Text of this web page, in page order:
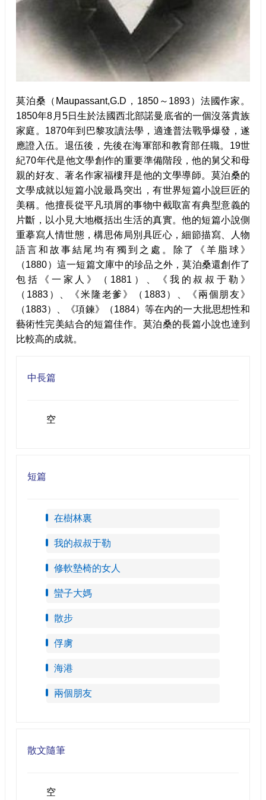
莫泊桑（Maupassant,G.D，1850～1893）法國作家。
1850年8月5日生於法國西北部諾曼底省的一個沒落貴族
家庭。1870年到巴黎攻讀法學，適逢普法戰爭爆發，遂
應證入伍。退伍後，先後在海軍部和教育部任職。19世
紀70年代是他文學創作的重要準備階段，他的舅父和母
親的好友、著名作家福樓拜是他的文學導師。莫泊桑的
文學成就以短篇小說最爲突出，有世界短篇小說巨匠的
美稱。他擅長從平凡瑣屑的事物中截取富有典型意義的
片斷，以小見大地概括出生活的真實。他的短篇小說側
重摹寫人情世態，構思佈局別具匠心，細節描寫、人物
語言和故事結尾均有獨到之處。除了《羊脂球》
（1880）這一短篇文庫中的珍品之外，莫泊桑還創作了
包括《一家人》（1881）、《我的叔叔于勒》
（1883）、《米隆老爹》（1883）、《兩個朋友》
（1883）、《項鍊》（1884）等在內的一大批思想性和
藝術性完美結合的短篇佳作。莫泊桑的長篇小說也達到
比較高的成就。
中長篇
空
短篇
在樹林裏
我的叔叔于勒
修軟墊椅的女人
蠻子大媽
散步
俘虜
海港
兩個朋友
散文隨筆
空